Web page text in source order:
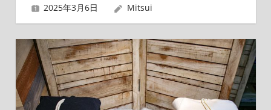
2025年3月6日 Mitsui